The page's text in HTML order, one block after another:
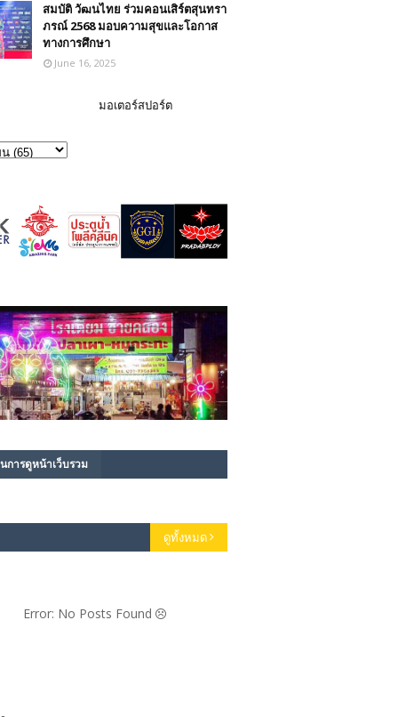
สมบัติ วัฒนไทย ร่วมคอนเสิร์ตสุนทรา
ภรณ์ 2568 มอบความสุขและโอกาส
ทางการศึกษา
June 16, 2025
มอเตอร์สปอร์ต
การดูหน้าเว็บรวม
ดูทั้งหมด
Error: No Posts Found